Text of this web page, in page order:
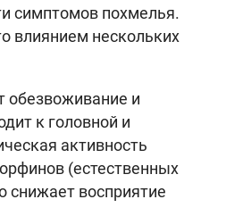
симптомов похмелья.
влиянием нескольких
обезвоживание и
к головной и
активность
(естественных
снижает восприятие